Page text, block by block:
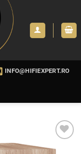
INFO@HIFIEXPERT.RO
WISHLIST